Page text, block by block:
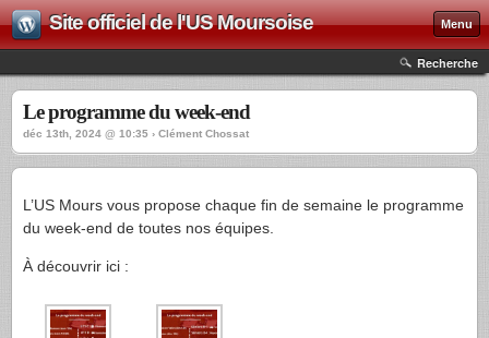
Site officiel de l'US Moursoise Menu
Recherche
Le programme du week-end
déc 13th, 2024 @ 10:35 › Clément Chossat
L’US Mours vous propose chaque fin de semaine le programme
du week-end de toutes nos équipes.
À découvrir ici :